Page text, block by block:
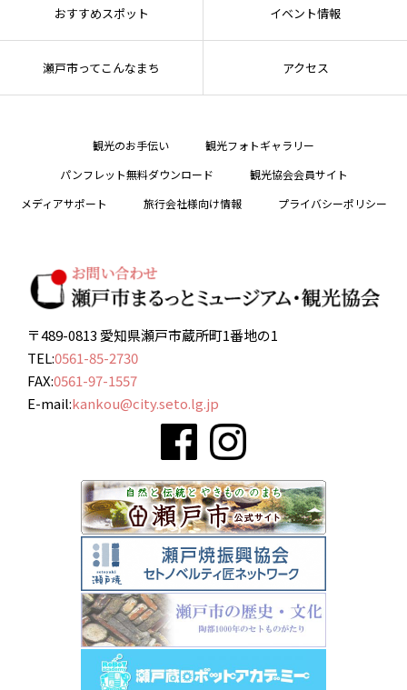
おすすめスポット イベント情報
瀬戸市ってこんなまち アクセス
観光のお手伝い
観光フォトギャラリー
パンフレット無料ダウンロード
観光協会会員サイト
メディアサポート
旅行会社様向け情報 プライバシーポリシー
〒489-0813 愛知県瀬戸市蔵所町1番地の1
TEL:0561-85-2730
FAX:0561-97-1557
E-mail:kankou@city.seto.lg.jp